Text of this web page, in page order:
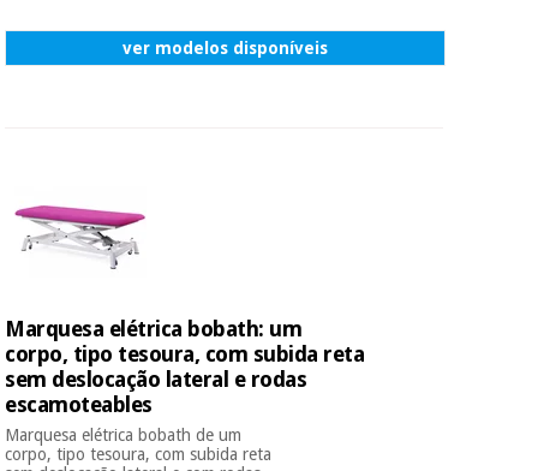
ver modelos disponíveis
Marquesa elétrica bobath: um
corpo, tipo tesoura, com subida reta
sem deslocação lateral e rodas
escamoteables
Marquesa elétrica bobath de um
corpo, tipo tesoura, com subida reta